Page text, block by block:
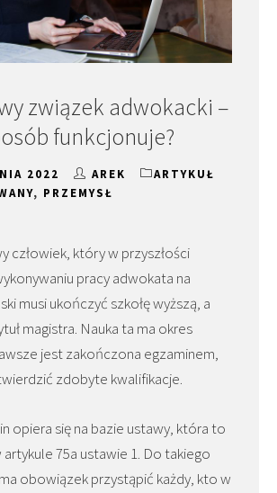
związek adwokacki –
funkcjonuje?
2022 AREK
ARTYKUŁ
, PRZEMYSŁ
człowiek, który w przyszłości
pracy adwokata na
musi ukończyć szkołę wyższą, a
magistra. Nauka ta ma okres
jest zakończona egzaminem,
zdobyte kwalifikacje.
opiera się na bazie ustawy, która to
artykule 75a ustawie 1. Do takiego
obowiązek przystąpić każdy, kto w